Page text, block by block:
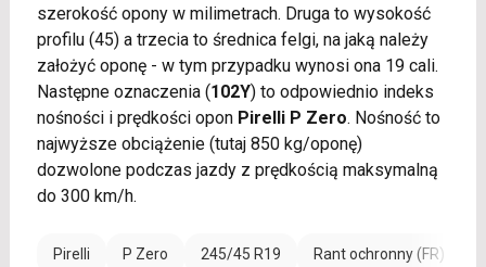
szerokość opony w milimetrach. Druga to wysokość
profilu (45) a trzecia to średnica felgi, na jaką należy
założyć oponę - w tym przypadku wynosi ona 19 cali.
Następne oznaczenia (102Y) to odpowiednio indeks
nośności i prędkości opon Pirelli P Zero. Nośność to
najwyższe obciążenie (tutaj 850 kg/oponę)
dozwolone podczas jazdy z prędkością maksymalną
do 300 km/h.
Pirelli P Zero 245/45 R19 Rant ochronny (FR)